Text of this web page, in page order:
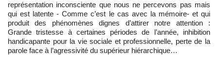
représentation inconsciente que nous ne percevons pas mais
qui est latente - Comme c’est le cas avec la mémoire- et qui
produit des phénomènes dignes d’attirer notre attention :
Grande tristesse à certaines périodes de l’année, inhibition
handicapante pour la vie sociale et professionnelle, perte de la
parole face à l’agressivité du supérieur hiérarchique…